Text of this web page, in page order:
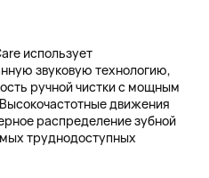
использует
звуковую технологию,
ручной чистки с мощным
движения
распределение зубной
труднодоступных